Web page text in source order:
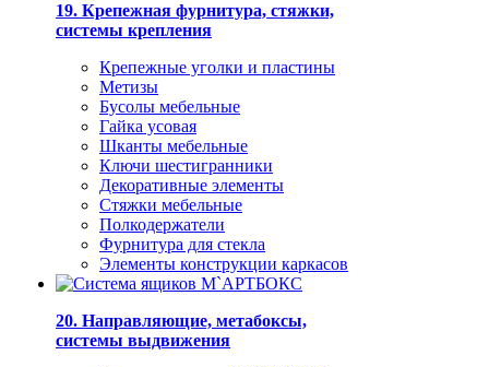
19. Крепежная фурнитура, стяжки,
системы крепления
Крепежные уголки и пластины
Метизы
Бусолы мебельные
Гайка усовая
Шканты мебельные
Ключи шестигранники
Декоративные элементы
Стяжки мебельные
Полкодержатели
Фурнитура для стекла
Элементы конструкции каркасов
20. Направляющие, метабоксы,
системы выдвижения